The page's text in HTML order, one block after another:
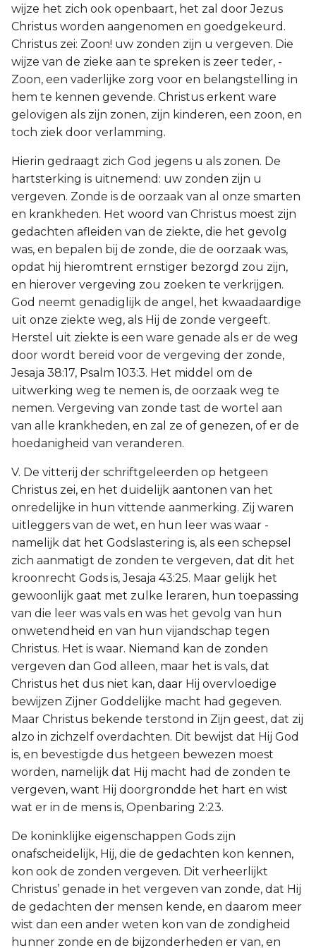
wijze het zich ook openbaart, het zal door Jezus
Christus worden aangenomen en goedgekeurd.
Christus zei: Zoon! uw zonden zijn u vergeven. Die
wijze van de zieke aan te spreken is zeer teder, -
Zoon, een vaderlijke zorg voor en belangstelling in
hem te kennen gevende. Christus erkent ware
gelovigen als zijn zonen, zijn kinderen, een zoon, en
toch ziek door verlamming.
Hierin gedraagt zich God jegens u als zonen. De
hartsterking is uitnemend: uw zonden zijn u
vergeven. Zonde is de oorzaak van al onze smarten
en krankheden. Het woord van Christus moest zijn
gedachten afleiden van de ziekte, die het gevolg
was, en bepalen bij de zonde, die de oorzaak was,
opdat hij hieromtrent ernstiger bezorgd zou zijn,
en hierover vergeving zou zoeken te verkrijgen.
God neemt genadiglijk de angel, het kwaadaardige
uit onze ziekte weg, als Hij de zonde vergeeft.
Herstel uit ziekte is een ware genade als er de weg
door wordt bereid voor de vergeving der zonde,
Jesaja 38:17, Psalm 103:3. Het middel om de
uitwerking weg te nemen is, de oorzaak weg te
nemen. Vergeving van zonde tast de wortel aan
van alle krankheden, en zal ze of genezen, of er de
hoedanigheid van veranderen.
V. De vitterij der schriftgeleerden op hetgeen
Christus zei, en het duidelijk aantonen van het
onredelijke in hun vittende aanmerking. Zij waren
uitleggers van de wet, en hun leer was waar -
namelijk dat het Godslastering is, als een schepsel
zich aanmatigt de zonden te vergeven, dat dit het
kroonrecht Gods is, Jesaja 43:25. Maar gelijk het
gewoonlijk gaat met zulke leraren, hun toepassing
van die leer was vals en was het gevolg van hun
onwetendheid en van hun vijandschap tegen
Christus. Het is waar. Niemand kan de zonden
vergeven dan God alleen, maar het is vals, dat
Christus het dus niet kan, daar Hij overvloedige
bewijzen Zijner Goddelijke macht had gegeven.
Maar Christus bekende terstond in Zijn geest, dat zij
alzo in zichzelf overdachten. Dit bewijst dat Hij God
is, en bevestigde dus hetgeen bewezen moest
worden, namelijk dat Hij macht had de zonden te
vergeven, want Hij doorgrondde het hart en wist
wat er in de mens is, Openbaring 2:23.
De koninklijke eigenschappen Gods zijn
onafscheidelijk, Hij, die de gedachten kon kennen,
kon ook de zonden vergeven. Dit verheerlijkt
Christus’ genade in het vergeven van zonde, dat Hij
de gedachten der mensen kende, en daarom meer
wist dan een ander weten kon van de zondigheid
hunner zonde en de bijzonderheden er van, en